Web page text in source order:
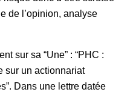
de l’opinion, analyse
sur sa “Une” : “PHC :
sur un actionnariat
Dans une lettre datée